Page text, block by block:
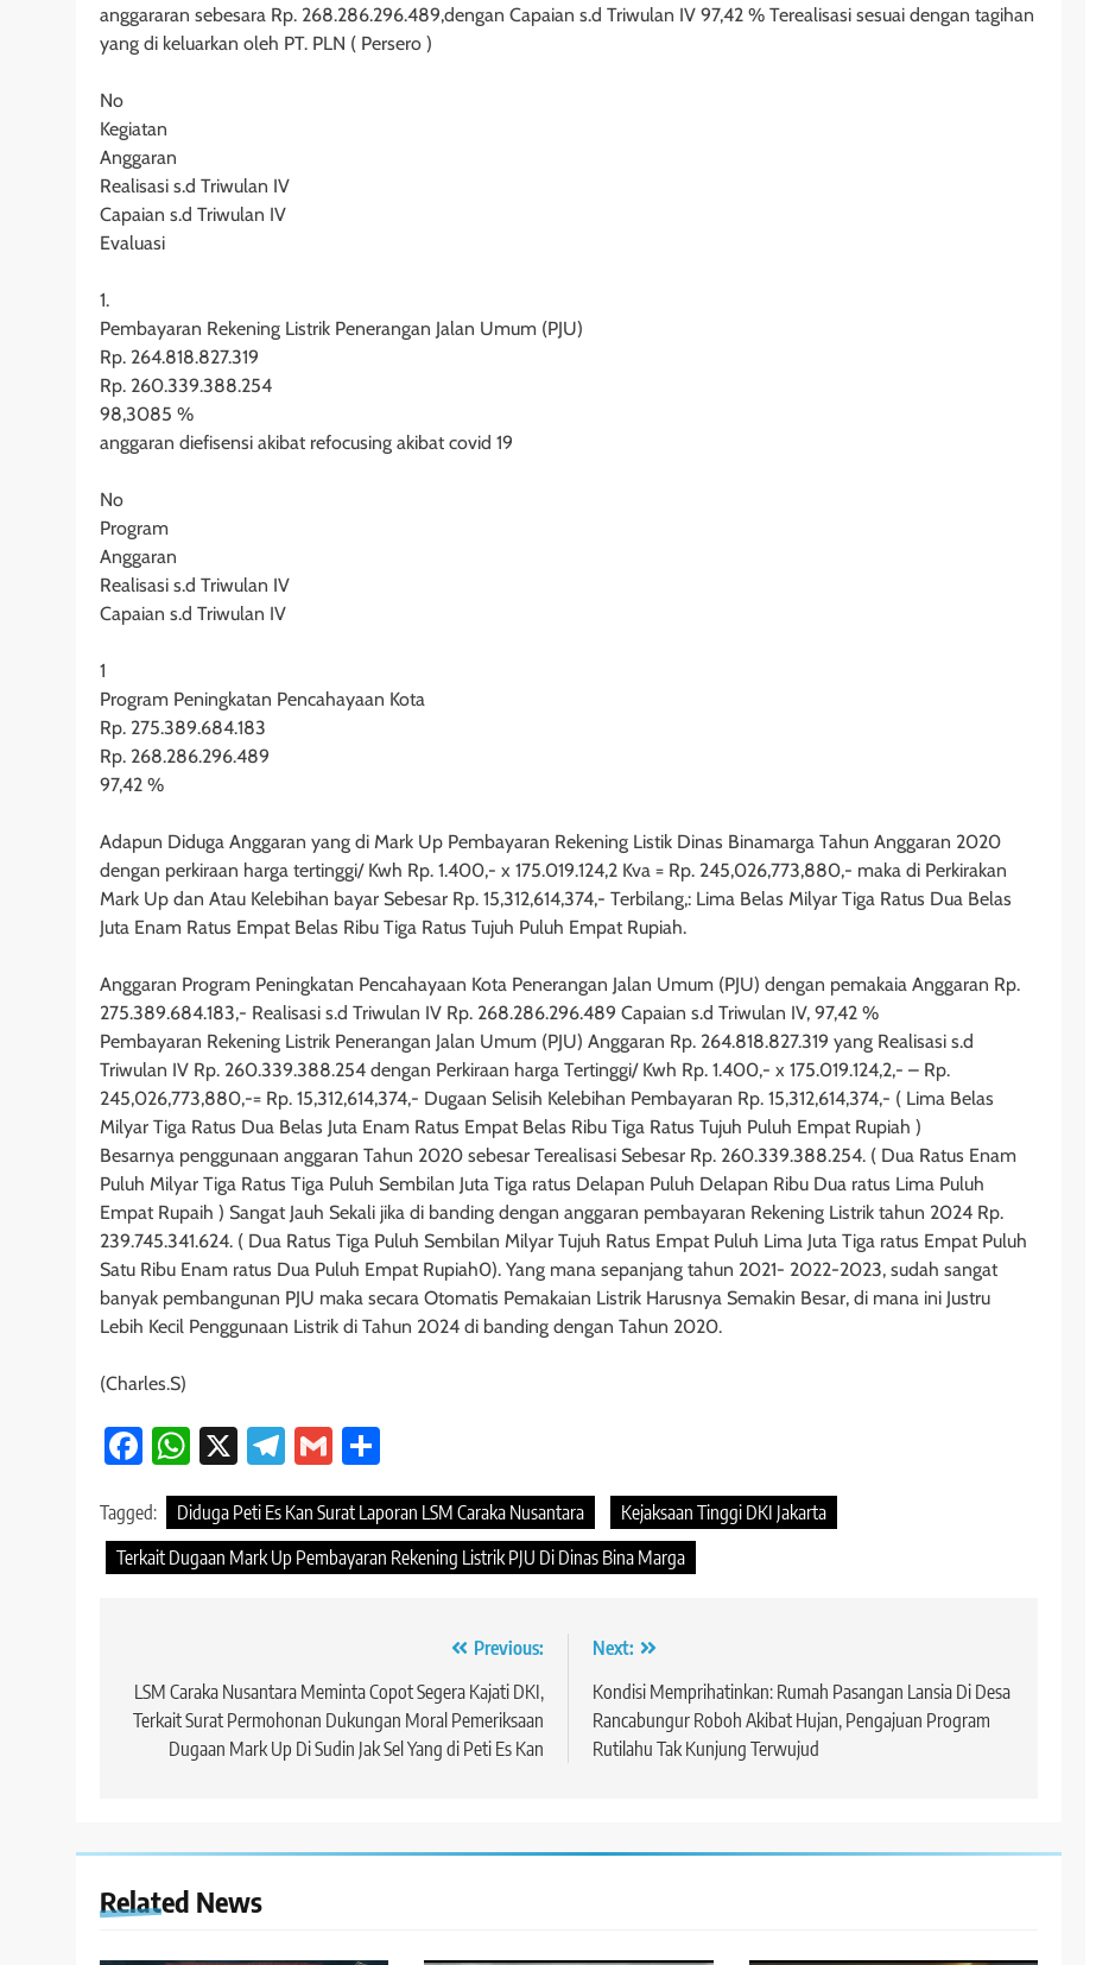
anggararan sebesara Rp. 268.286.296.489,dengan Capaian s.d Triwulan IV 97,42 % Terealisasi sesuai dengan tagihan
yang di keluarkan oleh PT. PLN ( Persero )
No
Kegiatan
Anggaran
Realisasi s.d Triwulan IV
Capaian s.d Triwulan IV
Evaluasi
1.
Pembayaran Rekening Listrik Penerangan Jalan Umum (PJU)
Rp. 264.818.827.319
Rp. 260.339.388.254
98,3085 %
anggaran diefisensi akibat refocusing akibat covid 19
No
Program
Anggaran
Realisasi s.d Triwulan IV
Capaian s.d Triwulan IV
1
Program Peningkatan Pencahayaan Kota
Rp. 275.389.684.183
Rp. 268.286.296.489
97,42 %
Adapun Diduga Anggaran yang di Mark Up Pembayaran Rekening Listik Dinas Binamarga Tahun Anggaran 2020
dengan perkiraan harga tertinggi/ Kwh Rp. 1.400,- x 175.019.124,2 Kva = Rp. 245,026,773,880,- maka di Perkirakan
Mark Up dan Atau Kelebihan bayar Sebesar Rp. 15,312,614,374,- Terbilang,: Lima Belas Milyar Tiga Ratus Dua Belas
Juta Enam Ratus Empat Belas Ribu Tiga Ratus Tujuh Puluh Empat Rupiah.
Anggaran Program Peningkatan Pencahayaan Kota Penerangan Jalan Umum (PJU) dengan pemakaia Anggaran Rp.
275.389.684.183,- Realisasi s.d Triwulan IV Rp. 268.286.296.489 Capaian s.d Triwulan IV, 97,42 %
Pembayaran Rekening Listrik Penerangan Jalan Umum (PJU) Anggaran Rp. 264.818.827.319 yang Realisasi s.d
Triwulan IV Rp. 260.339.388.254 dengan Perkiraan harga Tertinggi/ Kwh Rp. 1.400,- x 175.019.124,2,- – Rp.
245,026,773,880,-= Rp. 15,312,614,374,- Dugaan Selisih Kelebihan Pembayaran Rp. 15,312,614,374,- ( Lima Belas
Milyar Tiga Ratus Dua Belas Juta Enam Ratus Empat Belas Ribu Tiga Ratus Tujuh Puluh Empat Rupiah )
Besarnya penggunaan anggaran Tahun 2020 sebesar Terealisasi Sebesar Rp. 260.339.388.254. ( Dua Ratus Enam
Puluh Milyar Tiga Ratus Tiga Puluh Sembilan Juta Tiga ratus Delapan Puluh Delapan Ribu Dua ratus Lima Puluh
Empat Rupaih ) Sangat Jauh Sekali jika di banding dengan anggaran pembayaran Rekening Listrik tahun 2024 Rp.
239.745.341.624. ( Dua Ratus Tiga Puluh Sembilan Milyar Tujuh Ratus Empat Puluh Lima Juta Tiga ratus Empat Puluh
Satu Ribu Enam ratus Dua Puluh Empat Rupiah0). Yang mana sepanjang tahun 2021- 2022-2023, sudah sangat
banyak pembangunan PJU maka secara Otomatis Pemakaian Listrik Harusnya Semakin Besar, di mana ini Justru
Lebih Kecil Penggunaan Listrik di Tahun 2024 di banding dengan Tahun 2020.
(Charles.S)
Facebook
WhatsApp
X Telegram
Gmail
Tagged: Diduga Peti Es Kan Surat Laporan LSM Caraka Nusantara
Kejaksaan Tinggi DKI Jakarta
Terkait Dugaan Mark Up Pembayaran Rekening Listrik PJU Di Dinas Bina Marga
pos
Previous:
LSM Caraka Nusantara Meminta Copot Segera Kajati DKI,
Terkait Surat Permohonan Dukungan Moral Pemeriksaan
Dugaan Mark Up Di Sudin Jak Sel Yang di Peti Es Kan
Next:
Kondisi Memprihatinkan: Rumah Pasangan Lansia Di Desa
Rancabungur Roboh Akibat Hujan, Pengajuan Program
Rutilahu Tak Kunjung Terwujud
Related News